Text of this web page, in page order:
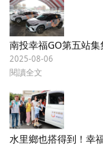
南投幸福GO第五站
2025-08-06
閱讀全文
水里鄉也搭得到！幸